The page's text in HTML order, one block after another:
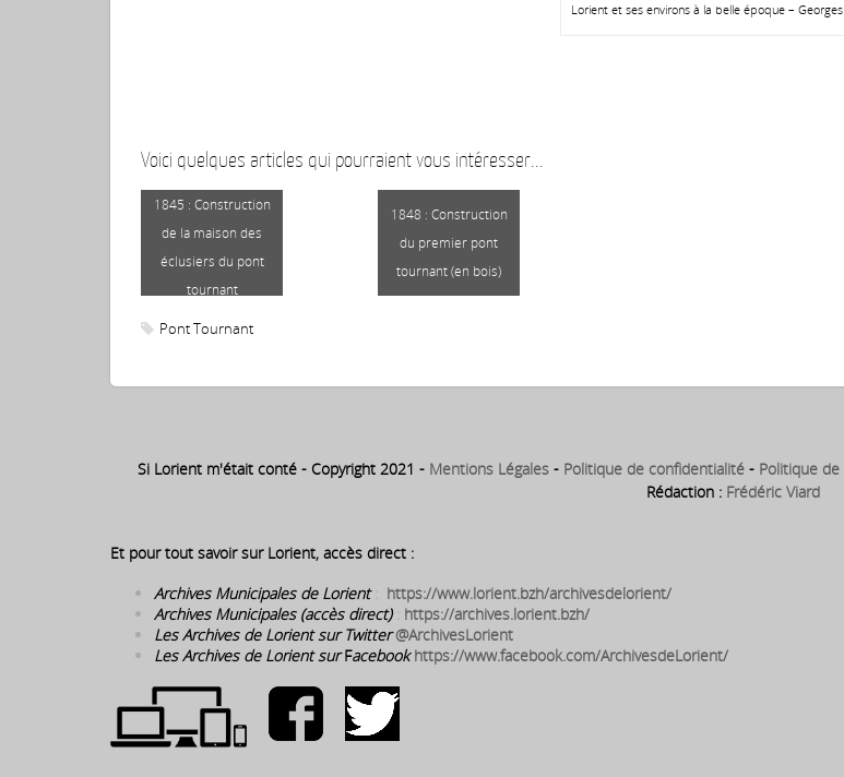
Lorient et ses environs à la belle époque –
Voici quelques articles qui pourraient vous intéresser...
1845 : Construction
de la maison des
éclusiers du pont
tournant
1848 : Construction
du premier pont
tournant (en bois)
Pont Tournant
Si Lorient m'était conté - Copyright 2021 - Mentions Légales - Politique de confidentialité - Politique de
Rédaction : Frédéric Viard
Et pour tout savoir sur Lorient, accès direct :
Archives Municipales de Lorient
https://www.lorient.bzh/archivesdelorient/
Archives Municipales (accès direct): https://archives.lorient.bzh/
Les Archives de Lorient sur Twitter @ArchivesLorient
Les Archives de Lorient sur Facebook https://www.facebook.com/ArchivesdeLorient/